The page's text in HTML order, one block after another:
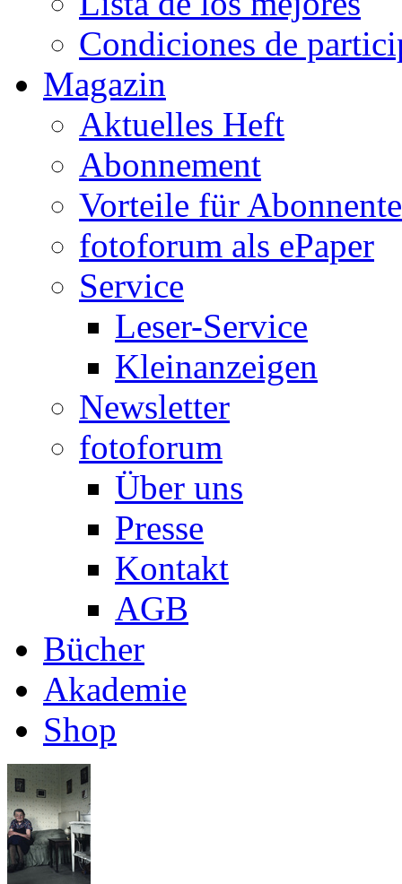
Condiciones de
Magazin
Aktuelles Heft
Abonnement
Vorteile für
fotoforum als ePaper
Service
Leser-Service
Kleinanzeigen
Newsletter
fotoforum
Über uns
Presse
Kontakt
AGB
Bücher
Akademie
Shop